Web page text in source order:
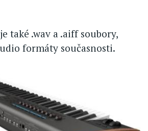
také .wav a .aiff soubory,
formáty současnosti.